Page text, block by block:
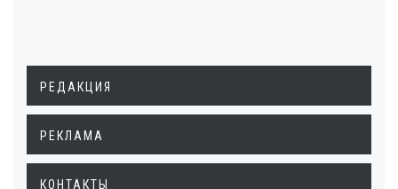
РЕДАКЦИЯ
РЕКЛАМА
КОНТАКТЫ